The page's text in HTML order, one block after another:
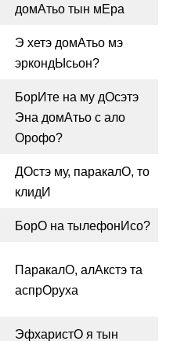
домАтьо тын мЕра
Э хетэ домАтьо мэ
эркондЫсьон?
БорИте на му дОсэтэ
Эна домАтьо с ало
Орофо?
ДОстэ му, паракалО, то
клидИ
БорО на тылефонИсо?
ПаракалО, алАкстэ та
аспрОруха
ЭфхаристО я тын